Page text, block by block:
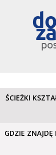
ŚCIEŻKI
GDZIE ZNAJDĘ